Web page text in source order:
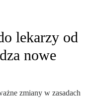
lekarzy od
nowe
zmiany w zasadach